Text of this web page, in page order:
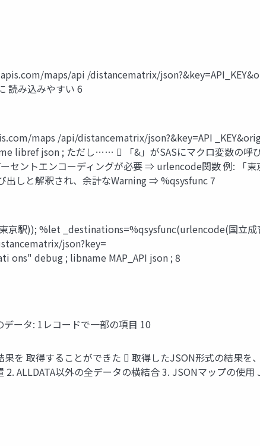
maps/api /distancematrix/
読み込みやすい 6
maps /api/distancematrix/json?&key=API
libref json ; ただし……  「&」がSASにマクロ変数の呼
セントエンコーディングが必要 ⇒ urlencode関数 例: 「
出しと解釈され、余計なWarning ⇒ %qsysfunc 7
京駅)); %let _destinations=%qsysfunc(urlencode(国立成
json?key=
ons" debug ; libname MAP_API json ; 8
ータ: 1レコードで一部の項目 10
を 取得することができた  取得したJSON形式の結果を
ALLDATA以外の全データの横結合 3. JSONマップの使用